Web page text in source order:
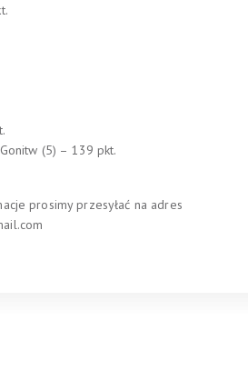
(5) – 139 pkt.
prosimy przesyłać na adres